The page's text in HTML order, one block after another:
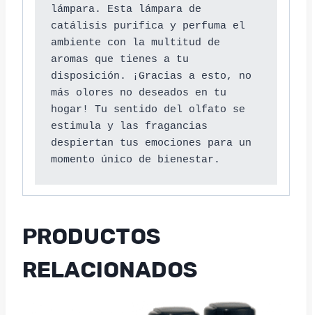
lámpara. Esta lámpara de
catálisis purifica y perfuma el
ambiente con la multitud de
aromas que tienes a tu
disposición. ¡Gracias a esto, no
más olores no deseados en tu
hogar! Tu sentido del olfato se
estimula y las fragancias
despiertan tus emociones para un
momento único de bienestar.
PRODUCTOS
RELACIONADOS